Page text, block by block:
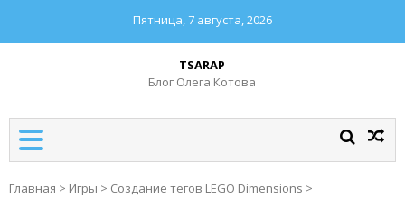
Пятница, 7 августа, 2026
TSARAP
Блог Олега Котова
Главная > Игры > Создание тегов LEGO Dimensions >